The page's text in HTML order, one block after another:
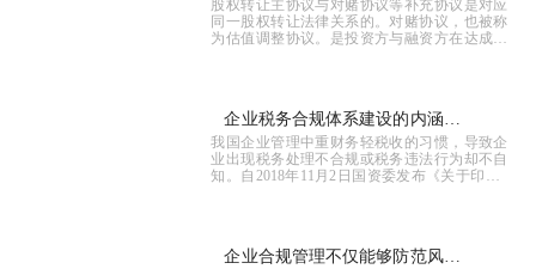
理
股权转让主协议与对赌协议等补充协议是对应
同一股权转让法律关系的。对赌协议，也被称
为估值调整协议。是投资方与融资方在达成投
企业税务合规体系建设的内涵与
边界
我国企业管理中重财务轻税收的习惯，导致企
业出现税务处理不合规或税务违法行为却不自
知。自2018年11月2日国资委发布《关于印发<
企业合规管理不仅能够防范风